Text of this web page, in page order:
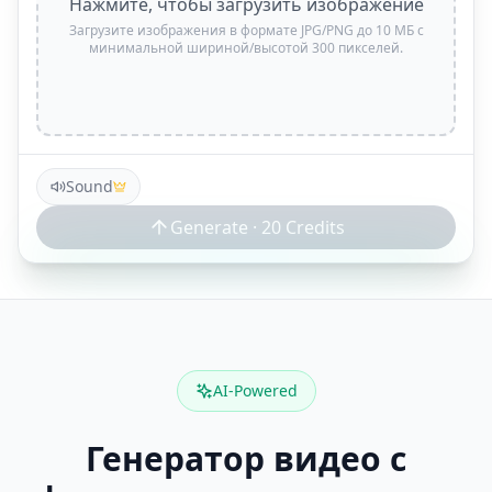
Загрузите изображения в формате JPG/PNG до 10 МБ с
минимальной шириной/высотой 300 пикселей.
Sound
Generate · 20 Credits
AI-Powered
Генератор видео с